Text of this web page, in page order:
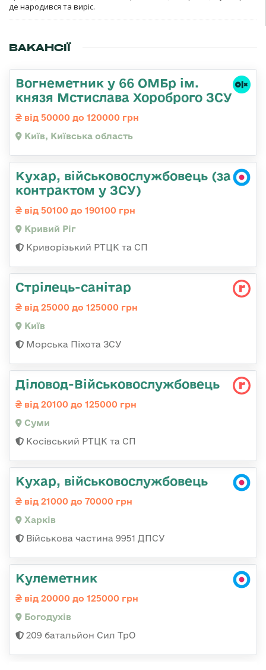
де народився та виріс.
ВАКАНСІЇ
Вогнеметник у 66 ОМБр ім.
князя Мстислава Хороброго ЗСУ
від 50000 до 120000 грн
Київ, Київська область
Кухар, військовослужбовець (за
контрактом у ЗСУ)
від 50100 до 190100 грн
Кривий Ріг
Криворізький РТЦК та СП
Стрілець-санітар
від 25000 до 125000 грн
Київ
Морська Піхота ЗСУ
Діловод-Військовослужбовець
від 20100 до 125000 грн
Суми
Косівський РТЦК та СП
Кухар, військовослужбовець
від 21000 до 70000 грн
Харків
Військова частина 9951 ДПСУ
Кулеметник
від 20000 до 125000 грн
Богодухів
209 батальйон Сил ТрО